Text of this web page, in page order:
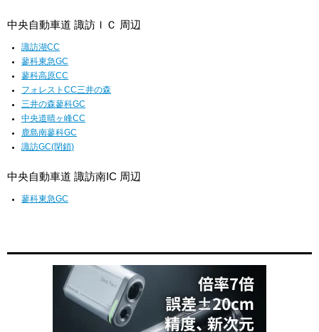
中央自動車道 諏訪ＩＣ 周辺
諏訪湖CC
蓼科東急GC
蓼科高原CC
フォレストCC三井の森
三井の森蓼科GC
中央道晴ヶ峰CC
鹿島南蓼科GC
諏訪GC(閉鎖)
中央自動車道 諏訪南IC 周辺
蓼科東急GC